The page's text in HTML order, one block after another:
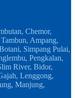
Chemor,
Ampang,
Simpang Pulai,
Pengkalan,
River, Bidor,
Lenggong,
Manjung,